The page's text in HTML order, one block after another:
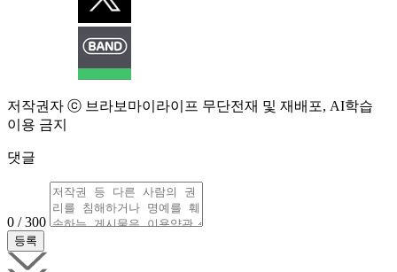
저작권자 ⓒ 브라보마이라이프 무단전재 및 재배포, AI학습
이용 금지
댓글
0 / 300